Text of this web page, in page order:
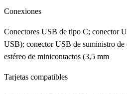
Conexiones
Conectores USB de tipo C; conector
USB); conector USB de suministro
estéreo de minicontactos (3,5 mm
Tarjetas compatibles